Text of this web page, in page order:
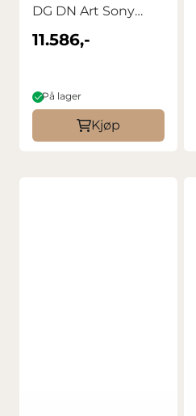
DG DN Art Sony
E/FE
11.586,-
På lager
Kjøp